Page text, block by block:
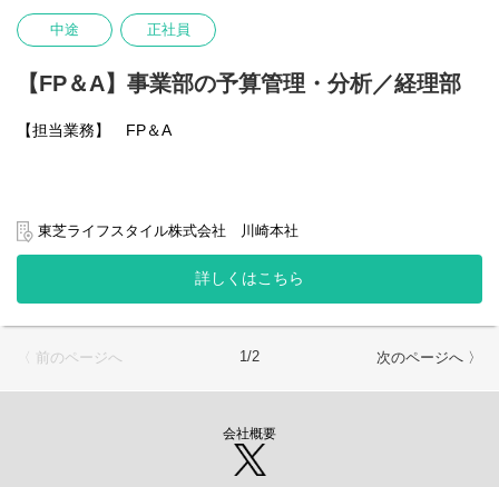
ます。
中途 正社員
【FP＆A】事業部の予算管理・分析／経理部
【担当業務】 FP＆A
業務
・事業部損益における管理会計連結業務
・事業部棚卸資産の管理
・部門横断の各種プロジェクトへの参画
東芝ライフスタイル株式会社 川崎本社
詳しくはこちら
〈 前のページへ 1/2 次のページへ 〉
会社概要